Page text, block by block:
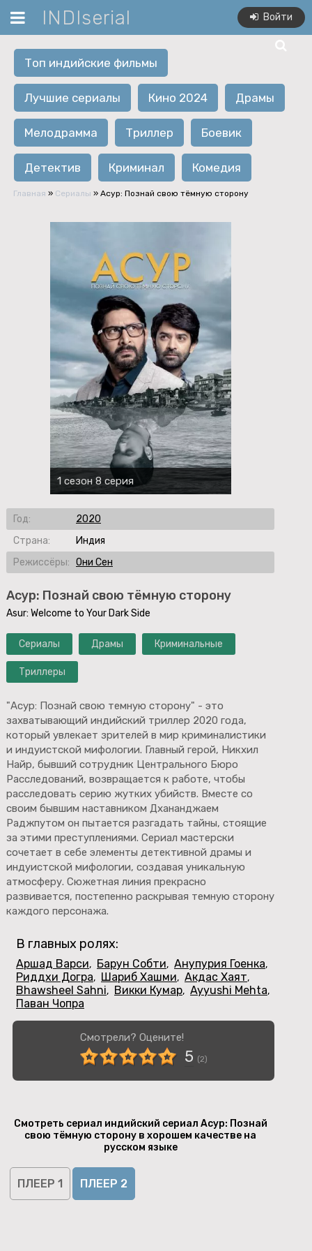
INDIserial Войти
Топ индийские фильмы
Лучшие сериалы Кино 2024 Драмы
Мелодрамма Триллер Боевик
Детектив Криминал Комедия
Главная » Сериалы » Асур: Познай свою тёмную сторону
Асур: Познай свою тёмную сторону
Asur: Welcome to Your Dark Side
Сериалы Драмы Криминальные
Триллеры
"Асур: Познай свою темную сторону" - это
захватывающий индийский триллер 2020 года,
который увлекает зрителей в мир криминалистики
и индуистской мифологии. Главный герой, Никхил
Найр, бывший сотрудник Центрального Бюро
Расследований, возвращается к работе, чтобы
расследовать серию жутких убийств. Вместе со
своим бывшим наставником Дхананджаем
Раджпутом он пытается разгадать тайны, стоящие
за этими преступлениями. Сериал мастерски
сочетает в себе элементы детективной драмы и
индуистской мифологии, создавая уникальную
атмосферу. Сюжетная линия прекрасно
развивается, постепенно раскрывая темную сторону
каждого персонажа.
1 сезон 8 серия
Год:
2020
Страна:
Индия
Режиссёры: Они Сен
В главных ролях:
Аршад Варси, Барун Собти, Анупурия Гоенка,
Риддхи Догра, Шариб Хашми, Акдас Хаят,
Bhawsheel Sahni, Викки Кумар, Ayyushi Mehta,
Паван Чопра
Смотрели? Оцените!
5 (2)
Смотреть сериал индийский сериал Асур: Познай
свою тёмную сторону в хорошем качестве на
русском языке
ПЛЕЕР 1 ПЛЕЕР 2